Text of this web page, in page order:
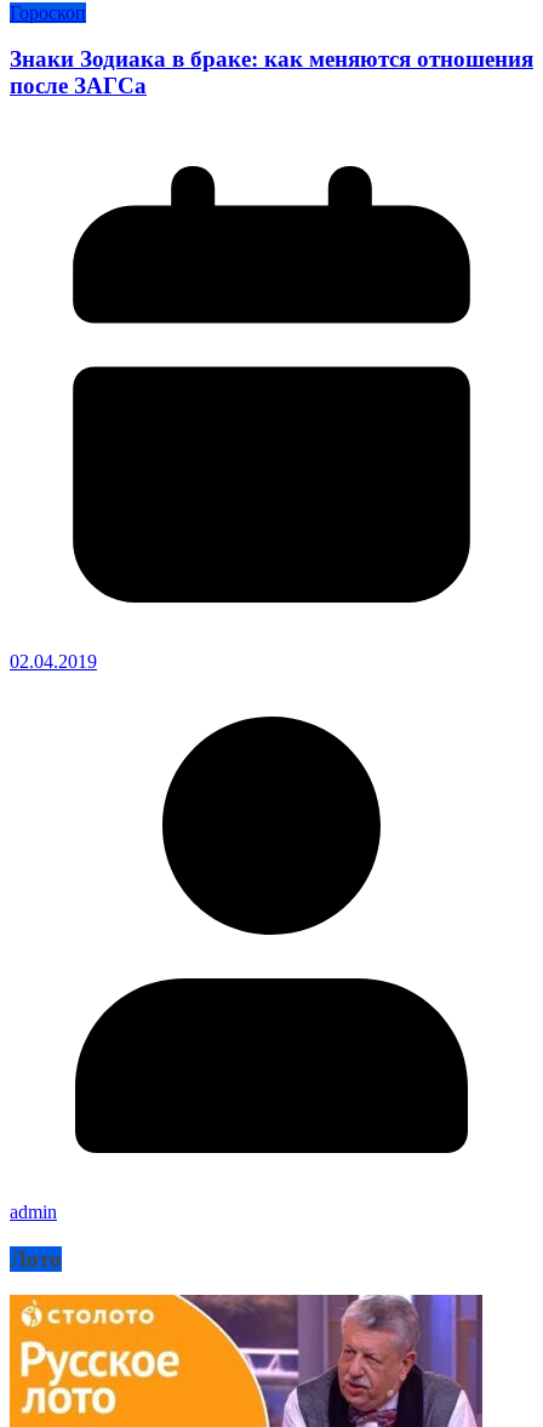
Гороскоп
Знаки Зодиака в браке: как меняются отношения
после ЗАГСа
02.04.2019
admin
Лото